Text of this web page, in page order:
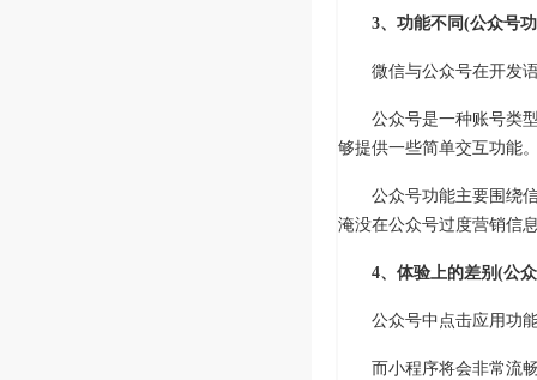
3、功能不同(公众号
微信与公众号在开发语
公众号是一种账号类型
够提供一些简单交互功能
公众号功能主要围绕信
淹没在公众号过度营销信
4、体验上的差别(公
公众号中点击应用功能
而小程序将会非常流畅